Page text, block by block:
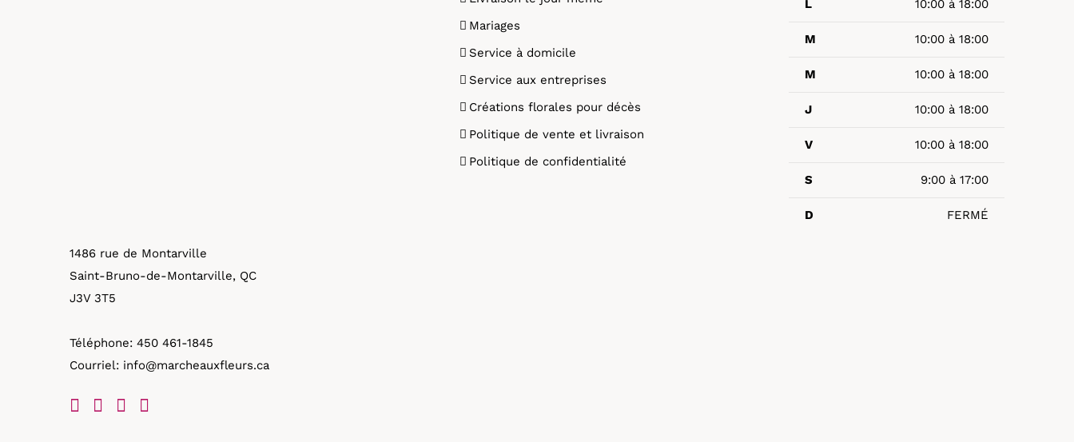
1486 rue de Montarville
Saint-Bruno-de-Montarville, QC
J3V 3T5
Téléphone: 450 461-1845
Courriel: info@marcheauxfleurs.ca
Mariages
Service à domicile
Service aux entreprises
Créations florales pour décès
Politique de vente et livraison
Politique de confidentialité
L 10:00 à 18:00
M 10:00 à 18:00
M 10:00 à 18:00
J 10:00 à 18:00
V 10:00 à 18:00
S 9:00 à 17:00
D FERMÉ